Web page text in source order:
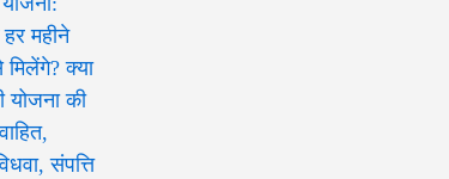
महीने
क्या
योजना की
संपत्ति